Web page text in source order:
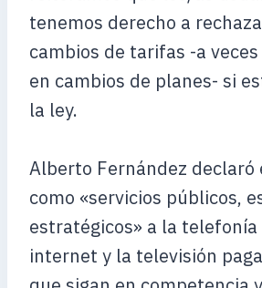
tenemos derecho a
cambios de tarifas -a
en cambios de planes- si
la ley.
Alberto Fernández declaró
como «servicios públicos,
estratégicos» a la
internet y la televisión